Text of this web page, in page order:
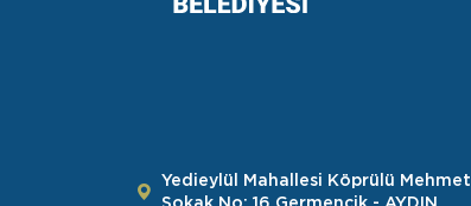
Yedieylül Mahallesi Köprülü Mehmet